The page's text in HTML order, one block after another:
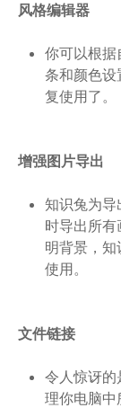
风格编辑器
你可以根据
条和颜色设
复使用了。
增强图片导出
知识兔为导
时导出所
明背景，
使用。
文件链接
令人惊讶的
理你电脑中